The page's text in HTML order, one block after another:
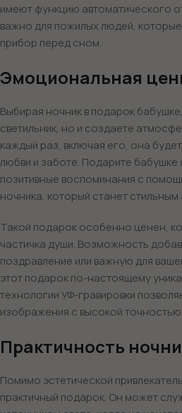
имеют функцию автоматического
важно для пожилых людей,
прибор перед сном.
Эмоциональная
Выбирая ночник в подарок
светильник, но и создаете
каждый раз, включая его, она
любви и заботе. Подарите бабушке
позитивные воспоминания с
ночника, который станет
Такой подарок особенно ценен,
частичка души. Возможность
поздравление или важную для
этот подарок по-настоящему
технологии УФ-гравировки
изображения с высокой точностью
Практичность
Помимо эстетической
практичный подарок. Он может